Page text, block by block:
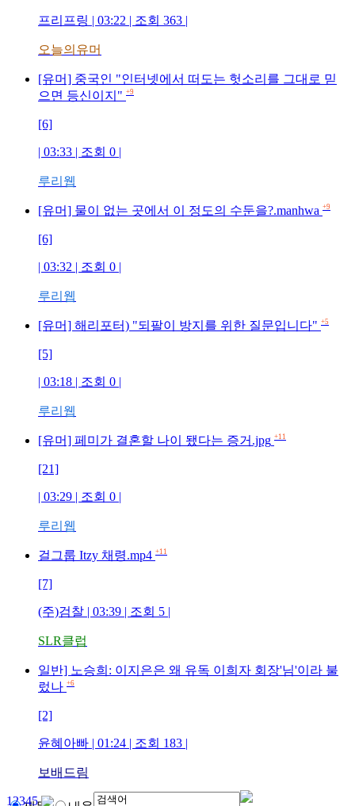
프리프링 | 03:22 | 조회 363 |
오늘의유머
[유머] 중국인 "인터넷에서 떠도는 헛소리를 그대로 믿
으면 등신이지" +9
[6]
| 03:33 | 조회 0 |
루리웹
[유머] 물이 없는 곳에서 이 정도의 수둔을?.manhwa +9
[6]
| 03:32 | 조회 0 |
루리웹
[유머] 해리포터) "되팔이 방지를 위한 질문입니다" +5
[5]
| 03:18 | 조회 0 |
루리웹
[유머] 페미가 결혼할 나이 됐다는 증거.jpg +11
[21]
| 03:29 | 조회 0 |
루리웹
걸그룹 Itzy 채령.mp4 +11
[7]
(주)검찰 | 03:39 | 조회 5 |
SLR클럽
일반] 노승희: 이지은은 왜 유독 이희자 회장'님'이라 불
렀나 +6
[2]
윤혜아빠 | 01:24 | 조회 183 |
보배드림
12345